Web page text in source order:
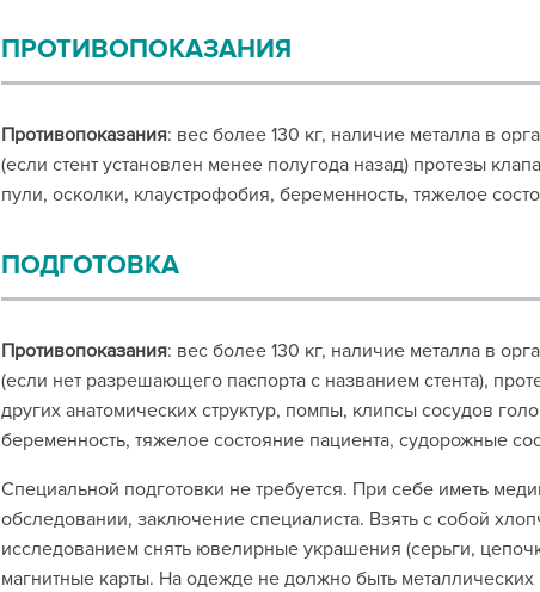
ПРОТИВОПОКАЗАНИЯ
Противопоказания: вес более 130 кг, наличие металла в
(если стент установлен менее полугода назад) протезы
пули, осколки, клаустрофобия, беременность, тяжелое
ПОДГОТОВКА
Противопоказания: вес более 130 кг, наличие металла в
(если нет разрешающего паспорта с названием стента),
других анатомических структур, помпы, клипсы сосудов
беременность, тяжелое состояние пациента, судорожные
Специальной подготовки не требуется. При себе иметь
обследовании, заключение специалиста. Взять с собой
исследованием снять ювелирные украшения (серьги,
магнитные карты. На одежде не должно быть